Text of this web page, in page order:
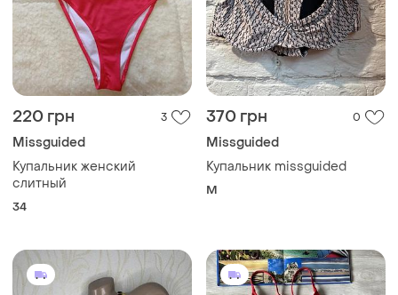
220 грн 3
Missguided
Купальник женский
слитный
34
370 грн 0
Missguided
Купальник missguided
M